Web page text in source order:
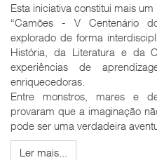
Esta iniciativa constitui mais
“Camões - V Centenário
explorado de forma
História, da Literatura e da
experiências de
enriquecedoras.
Entre monstros, mares e
provaram que a imaginação
pode ser uma verdadeira
Ler mais...